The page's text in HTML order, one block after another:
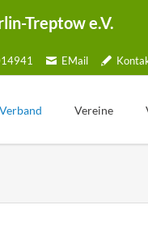
Treptow e.V.
EMail
Verband Vereine